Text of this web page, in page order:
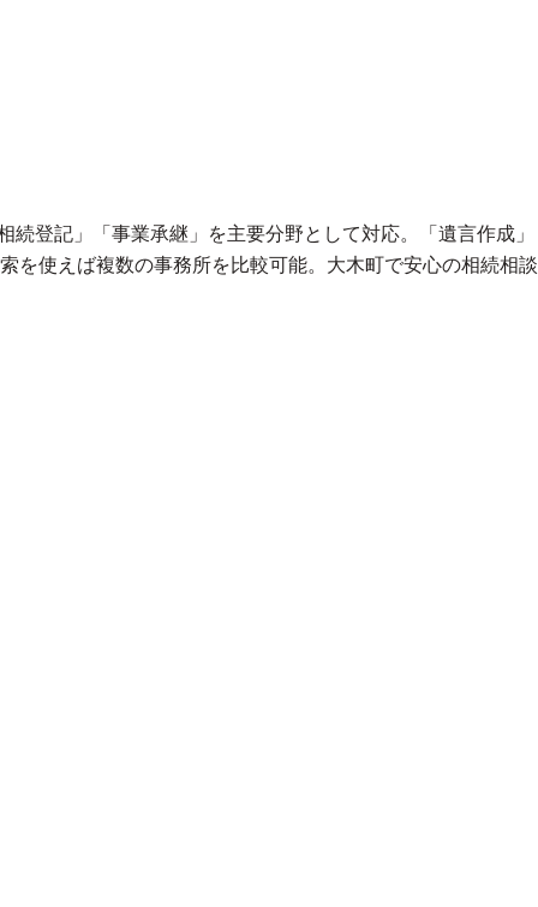
登記」「事業承継」を主要分野として対応。「遺言作成」
を使えば複数の事務所を比較可能。大木町で安心の相続相談